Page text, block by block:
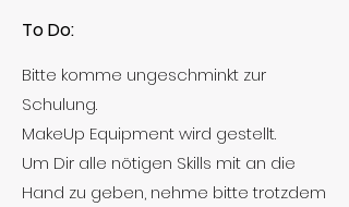
To Do:
Bitte komme ungeschminkt zur
Schulung.
MakeUp Equipment wird gestellt.
Um Dir alle nötigen Skills mit an die
Hand zu geben, nehme bitte trotzdem